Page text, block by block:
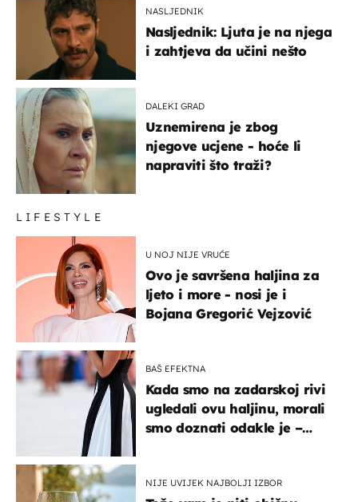
NASLJEDNIK
Nasljednik: Ljuta je na njega
i zahtjeva da učini nešto
DALEKI GRAD
Uznemirena je zbog
njegove ucjene - hoće li
napraviti što traži?
LIFESTYLE
U NOJ NIJE VRUĆE
Ovo je savršena haljina za
ljeto i more - nosi je i
Bojana Gregorić Vejzović
BAŠ EFEKTNA
Kada smo na zadarskoj rivi
ugledali ovu haljinu, morali
smo doznati odakle je –
NIJE UVIJEK NAJBOLJI IZBOR